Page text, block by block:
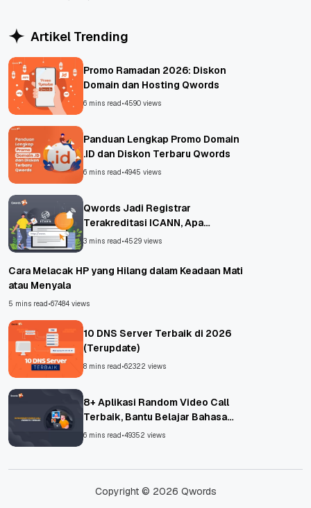
Artikel Trending
Promo Ramadan 2026: Diskon
Domain dan Hosting Qwords
6 mins read•4590 views
Panduan Lengkap Promo Domain
.ID dan Diskon Terbaru Qwords
6 mins read•4945 views
Qwords Jadi Registrar
Terakreditasi ICANN, Apa
Untungnya?
3 mins read•4529 views
Cara Melacak HP yang Hilang dalam Keadaan Mati
atau Menyala
5 mins read•67484 views
10 DNS Server Terbaik di 2026
(Terupdate)
8 mins read•62322 views
8+ Aplikasi Random Video Call
Terbaik, Bantu Belajar Bahasa
Asing!
6 mins read•49352 views
Copyright © 2026 Qwords